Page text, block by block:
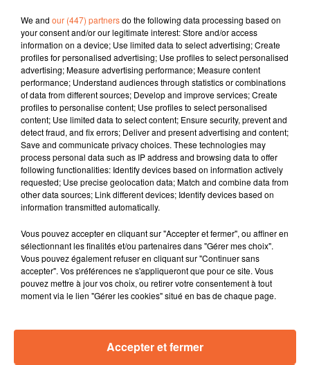
22 avril 2022 - 16 min 42 sec
JOURNAL DU VENDREDI 22 AVRIL (SOIR)
Fabien Gazeau
L'info près de chez vous
Présenté par Fabien Gazeau
- Sèvre environnement poursuit son travail de fond
pour le respect de l'environnement.
- Le Bocage bressuirais est une terre fertile pour les
artistes.
(photo)
- En sports, la tension monte en cette fin de saison.
- Et puis à Thouars on se prépare pour la randonnée
gourmande du Lion's club, la 33e du genre
We and our (447) partnersdo the following data processing based on
your consent and/or our legitimate interest: Store and/or access
information on a device; Use limited data to select advertising; Create
profiles for personalised advertising; Use profiles to select personalised
advertising; Measure advertising performance; Measure content
performance; Understand audiences through statistics or combinations
of data from different sources; Develop and improve services; Create
profiles to personalise content; Use profiles to select personalised
content; Use limited data to select content; Ensure security, prevent and
detect fraud, and fix errors; Deliver and present advertising and content;
Save and communicate privacy choices. These technologies may
process personal data such as IP address and browsing data to offer
following functionalities: Identify devices based on information actively
requested; Use precise geolocation data; Match and combine data from
other data sources; Link different devices; Identify devices based on
information transmitted automatically.
Vous pouvez accepter en cliquant sur "Accepter et fermer", ou affiner en
sélectionnant les finalités et/ou partenaires dans "Gérer mes choix".
Vous pouvez également refuser en cliquant sur "Continuer sans
accepter". Vos préférences ne s'appliqueront que pour ce site. Vous
pouvez mettre à jour vos choix, ou retirer votre consentement à tout
moment via le lien "Gérer les cookies" situé en bas de chaque page.
Accepter et fermer